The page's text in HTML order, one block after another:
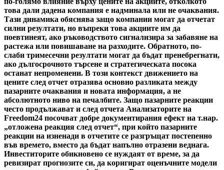
това дали дадена компания е надминала или не очаквания.
Тази динамика обяснява защо компании могат да отчетат
силни резултати, но въпреки това акциите им да
поевтинеят, ако ръководството сигнализира за забавяне на
растежа или повишаване на разходите. Обратното, по-
слаби тримесечни резултати могат да бъдат пренебрегнати,
ако дългосрочното търсене и стратегическата посока
останат непроменени. В този контекст движението на
цените след отчет отразява основно разликата между
пазарните очаквания и новата информация, а не
абсолютното ниво на печалбите. Защо пазарните реакции
често продължават и след отчета Анализаторите на
Freedom24 посочват добре документирания ефект на т.нар.
„отложена реакция след отчет“, при който пазарните
реакции на изненади в отчетите се разгръщат постепенно
във времето, вместо да бъдат напълно отразени веднага.
Инвеститорите обикновено се нуждаят от време, за да
ревизират прогнозите си, да коригират оценъчните модели